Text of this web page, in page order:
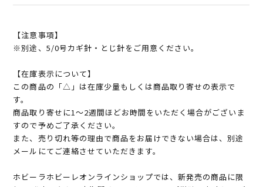
【注意事項】
※別途、5/0号カギ針・とじ針をご用意ください。
【在庫表示について】
この商品の「△」は在庫少量もしくは商品取り寄せの表示で
す。
商品取り寄せに1～2週間ほどお時間をいただく場合がございま
すので予めご了承ください。
また、売り切れ等の理由で商品をお届けできない場合は、別途
メールにてご連絡させていただきます。
ホビーラホビーレオンラインショップでは、新発売の商品に限